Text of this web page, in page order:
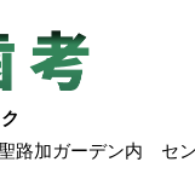
路加ガーデン内 セ